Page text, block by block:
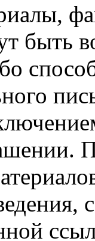
быть